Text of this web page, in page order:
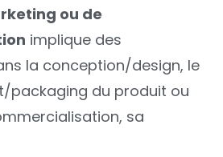
ou de
implique des
la conception/design, le
packaging du produit ou
sa